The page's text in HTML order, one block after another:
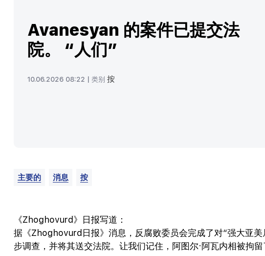
Avanesyan 的案件已提交法
院。 “人们”
10.06.2026 08:22 | 类别 按
主要的 消息 按
《Zhoghovurd》日报写道：
据《Zhoghovurd日报》消息，反腐败委员会完成了对“强大亚
步调查，并将其送交法院。让我们记住，阿图尔·阿瓦内相被拘留